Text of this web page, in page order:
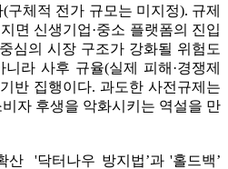
체적 전가 규모는 미지정). 규제
면 신생기업·중소 플랫폼의 진입
심의 시장 구조가 강화될 위험도
라 사후 규율(실제 피해·경쟁제
반 집행이다. 과도한 사전규제는
자 후생을 악화시키는 역설을 만
산 '닥터나우 방지법’과 '홀드백’